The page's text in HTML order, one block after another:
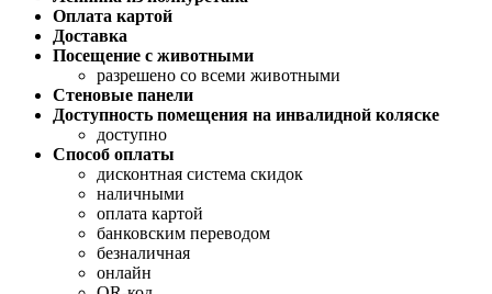
Оплата картой
Доставка
Посещение с животными
разрешено со всеми животными
Стеновые панели
Доступность помещения на инвалидной коляске
доступно
Способ оплаты
дисконтная система скидок
наличными
оплата картой
банковским переводом
безналичная
онлайн